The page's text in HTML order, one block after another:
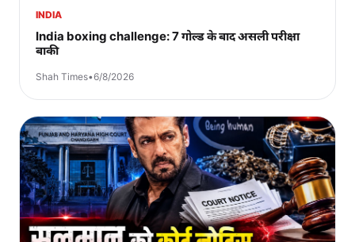
INDIA
India boxing challenge: 7 गोल्ड के बाद असली परीक्षा
बाकी
Shah Times•6/8/2026